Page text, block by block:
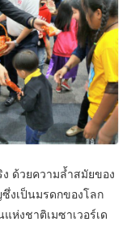
ด้วยความล้ำสมัยของ
งเป็นมรดกของโลก
ห่งชาติเมซาเวอร์เด